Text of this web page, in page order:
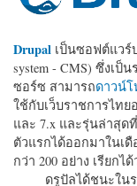
Drupal เป็นซอฟต์แวร์บ
system - CMS) ซึ่งเ
ซอร์ซ สามารถดาวน์
ใช้กับเว็บราชการไทย
และ 7.x และรุ่นล่าสุด
ตัวแรกได้ออกมาในเ
กว่า 200 อย่าง เรียกไ
ดรูปัลได้ชนะในร